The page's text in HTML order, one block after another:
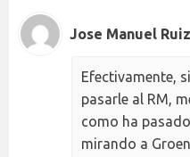
Jose Manuel Ruiz
Efectivamente,
pasarle al RM,
como ha
mirando a